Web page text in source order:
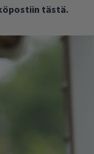
tästä.